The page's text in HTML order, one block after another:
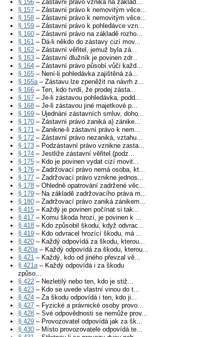
§ 156 – Zástavní právo vzniká na základ...
§ 157 – Zástavní právo k nemovitým věce...
§ 158 – Zástavní právo k nemovitým věce...
§ 159 – Zástavní právo k pohledávce vzn...
§ 160 – Zástavní právo na základě rozho...
§ 161 – Dá-li někdo do zástavy cizí mov...
§ 162 – Zástavní věřitel, jemuž byla zá...
§ 163 – Zástavní dlužník je povinen zdr...
§ 164 – Zástavní právo působí vůči každ...
§ 165 – Není-li pohledávka zajištěná zá...
§ 165a– Zástavu lze zpeněžit na návrh z...
§ 166 – Ten, kdo tvrdí, že prodej zásta...
§ 167 – Je-li zástavou pohledávka, podd...
§ 168 – Je-li zástavou jiné majetkové p...
§ 169 – Ujednání zástavních smluv, doho...
§ 170 – Zástavní právo zaniká a) zánike...
§ 171 – Zanikne-li zástavní právo k nem...
§ 172 – Zástavní právo nezaniká, vztahu...
§ 173 – Podzástavní právo vznikne zasta...
§ 174 – Jestliže zástavní věřitel (podz...
§ 175 – Kdo je povinen vydat cizí movit...
§ 176 – Zadržovací právo nemá osoba, kt...
§ 177 – Zadržovací právo vznikne jednos...
§ 178 – Ohledně opatrování zadržené věc...
§ 179 – Na základě zadržovacího práva m...
§ 180 – Zadržovací právo zaniká zánikem...
§ 415 – Každý je povinen počínat si tak...
§ 417 – Komu škoda hrozí, je povinen k ...
§ 418 – Kdo způsobil škodu, když odvrac...
§ 419 – Kdo odvracel hrozící škodu, má ...
§ 420 – Každý odpovídá za škodu, kterou...
§ 420a– Každý odpovídá za škodu, kterou...
§ 421 – Každý, kdo od jiného převzal vě...
§ 421a– Každý odpovídá i za škodu
způso...
§ 422 – Nezletilý nebo ten, kdo je stiž...
§ 423 – Kdo se uvede vlastní vinou do t...
§ 424 – Za škodu odpovídá i ten, kdo ji...
§ 427 – Fyzické a právnické osoby provo...
§ 428 – Své odpovědnosti se nemůže prov...
§ 429 – Provozovatel odpovídá jak za šk...
§ 430 – Místo provozovatele odpovídá te...